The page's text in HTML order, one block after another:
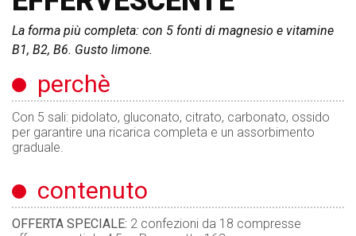
La forma più completa: con 5 fonti di magnesio e vitamine
B1, B2, B6. Gusto limone.
perchè
Con 5 sali: pidolato, gluconato, citrato, carbonato, ossido
per garantire una ricarica completa e un assorbimento
graduale.
contenuto
OFFERTA SPECIALE: 2 confezioni da 18 compresse